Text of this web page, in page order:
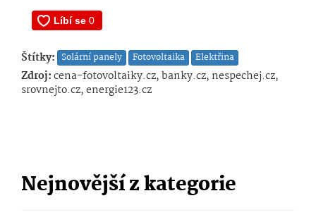
Štítky: Solární panely Fotovoltaika Elektřina
Zdroj:cena-fotovoltaiky.cz, banky.cz, nespechej.cz,
srovnejto.cz, energie123.cz
Nejnovější z kategorie